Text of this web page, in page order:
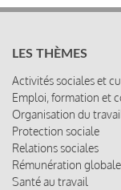
LES THÈMES
Activités sociales et
Emploi, formation et
Organisation du travail
Protection sociale
Relations sociales
Rémunération
Santé au travail